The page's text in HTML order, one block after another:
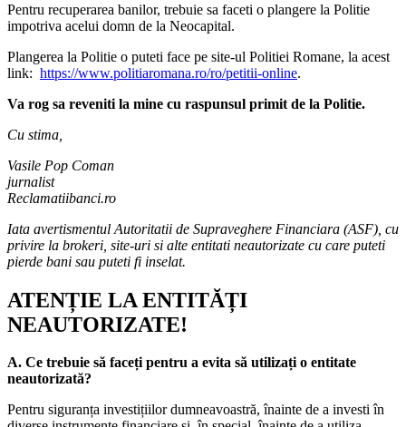
Pentru recuperarea banilor, trebuie sa faceti o plangere la Politie
impotriva acelui domn de la Neocapital.
Plangerea la Politie o puteti face pe site-ul Politiei Romane, la acest
link: https://www.politiaromana.ro/ro/petitii-online.
Va rog sa reveniti la mine cu raspunsul primit de la Politie.
Cu stima,
Vasile Pop Coman
jurnalist
Reclamatiibanci.ro
Iata avertismentul Autoritatii de Supraveghere Financiara (ASF), cu
privire la brokeri, site-uri si alte entitati neautorizate cu care puteti
pierde bani sau puteti fi inselat.
ATENȚIE LA ENTITĂȚI
NEAUTORIZATE!
A. Ce trebuie să faceți pentru a evita să utilizați o entitate
neautorizată?
Pentru siguranța investițiilor dumneavoastră, înainte de a investi în